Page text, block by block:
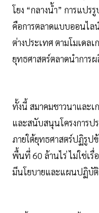
โยง “กลางน้ำ” การแปร
คือการตลาดแบบออนไ
ต่างประเทศ ตามโมเดล
ยุทธศาสตร์ตลาดนำการผ
ทั้งนี้ สมาคมชาวนาและเ
และสนับสนุนโครงการป
ภายใต้ยุทธศาสตร์ปฏิรูป
พื้นที่ 60 ล้านไร่ ไม่ใช่เรื่อ
มีนโยบายและแผนปฏิบัติ